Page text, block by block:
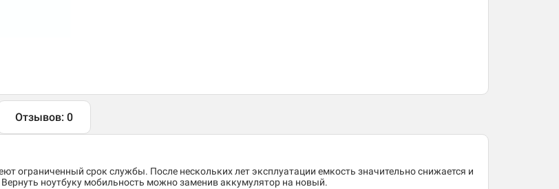
Отзывов: 0
ограниченный срок службы. После нескольких лет эксплуатации емкость значительно снижается и
ноутбуку мобильность можно заменив аккумулятор на новый.